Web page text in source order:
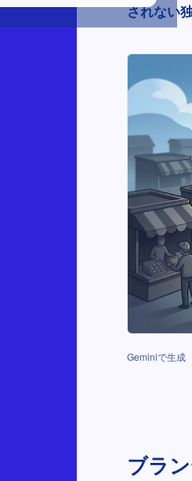
されない
Geminiで生成
ブラ